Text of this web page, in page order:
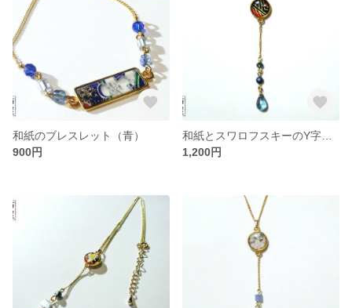
和紙のブレスレット（青）
900円
1,200円